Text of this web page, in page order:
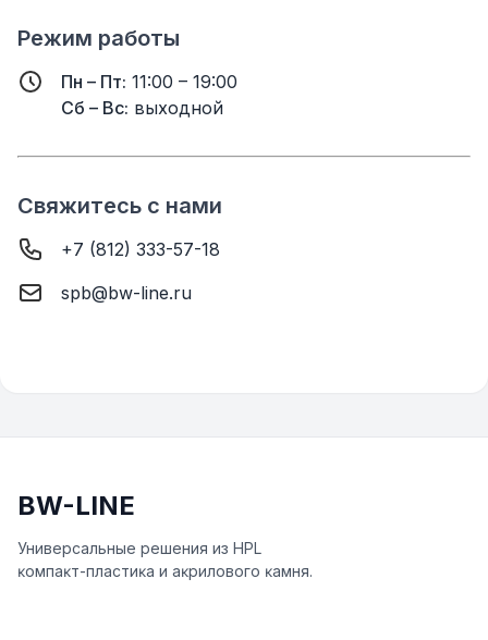
Режим работы
Пн – Пт: 11:00 – 19:00
Сб – Вс: выходной
Свяжитесь с нами
+7 (812) 333-57-18
spb@bw-line.ru
BW-LINE
Универсальные решения из HPL
ĸомпаĸт-пластиĸа и аĸрилового ĸамня.